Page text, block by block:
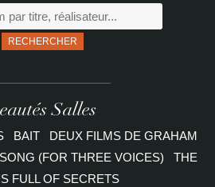
RECHERCHER
Salles
BAIT
DEUX FILMS DE GRAHAM
(FOR THREE VOICES)
THE
FULL OF SECRETS